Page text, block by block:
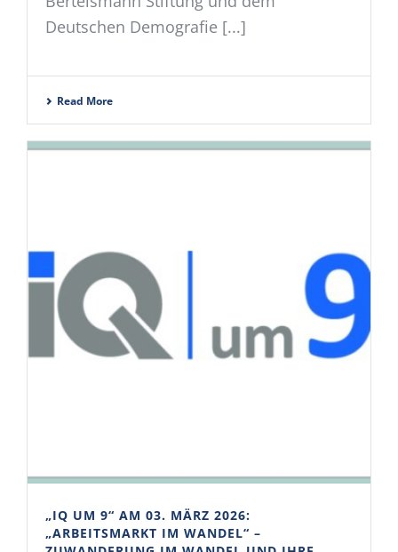
Deutschen Demografie [...]
Read More
„IQ UM 9“ AM 03. MÄRZ 2026:
„ARBEITSMARKT IM WANDEL“ –